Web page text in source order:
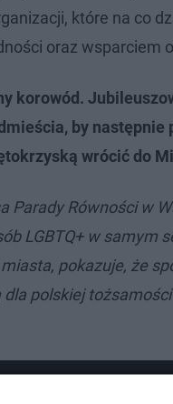
które na co
oraz wsparciem
korowód.
by następnie
wrócić do
Parady Równości w
LGBTQ+ w samym
pokazuje, że
polskiej